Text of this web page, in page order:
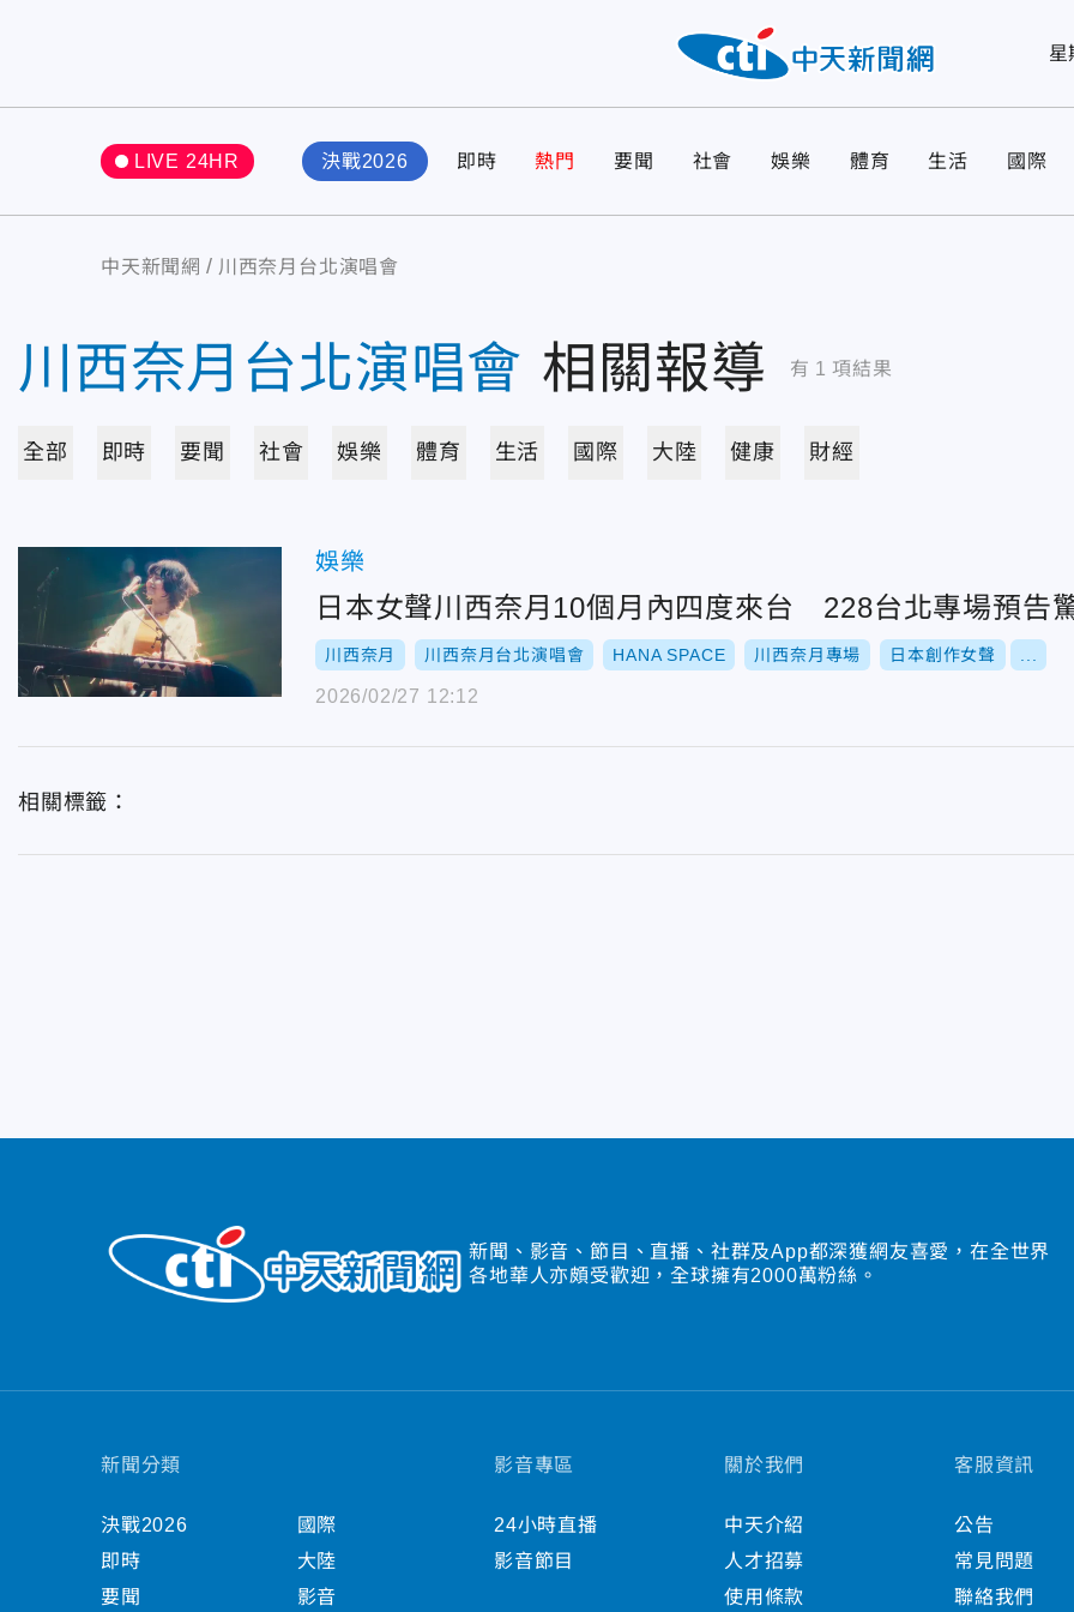
星
LIVE 24HR 決戰2026 即時 熱門 要聞 社會 娛樂 體育 生活 國際
中天新聞網 川西奈月台北演唱會
川西奈月台北演唱會 相關報導 有 1 項結果
全部 即時 要聞 社會 娛樂 體育 生活 國際 大陸 健康 財經
娛樂
日本女聲川西奈月10個月內四度來台 228台北專場預告
川西奈月 川西奈月台北演唱會 HANA SPACE 川西奈月專場 日本創作女聲
2026/02/27 12:12
相關標籤：
新聞、影音、節目、直播、社群及App都深獲網友喜愛，在全世界
各地華人亦頗受歡迎，全球擁有2000萬粉絲。
新聞分類
決戰2026
即時
要聞
國際
大陸
影音
影音專區
24小時直播
影音節目
關於我們
中天介紹
人才招募
使用條款
客服資訊
公告
常見問題
聯絡我們